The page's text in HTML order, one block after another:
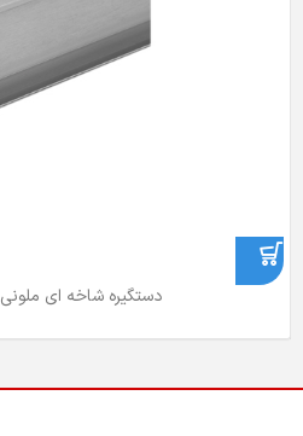
دستگیره شاخه ای ملونی Melloni کد 7014